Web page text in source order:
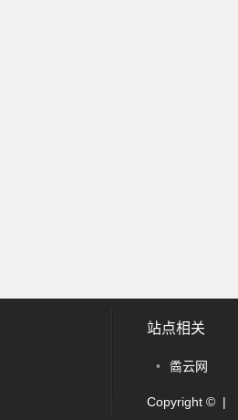
站点相关
• 矞云网
Copyright © |